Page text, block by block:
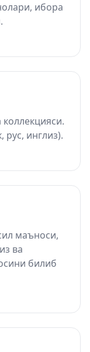
ибора
рус, инглиз).
маъноси,
ва
билиб